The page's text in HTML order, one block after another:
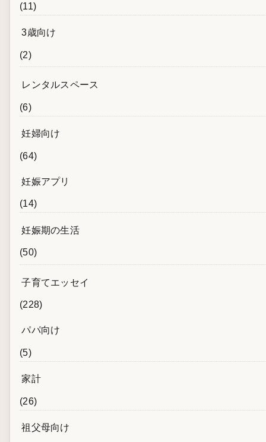
(11)
3歳向け
(2)
レンタルスペース
(6)
妊婦向け
(64)
妊娠アプリ
(14)
妊娠期の生活
(50)
子育てエッセイ
(228)
パパ向け
(5)
家計
(26)
祖父母向け